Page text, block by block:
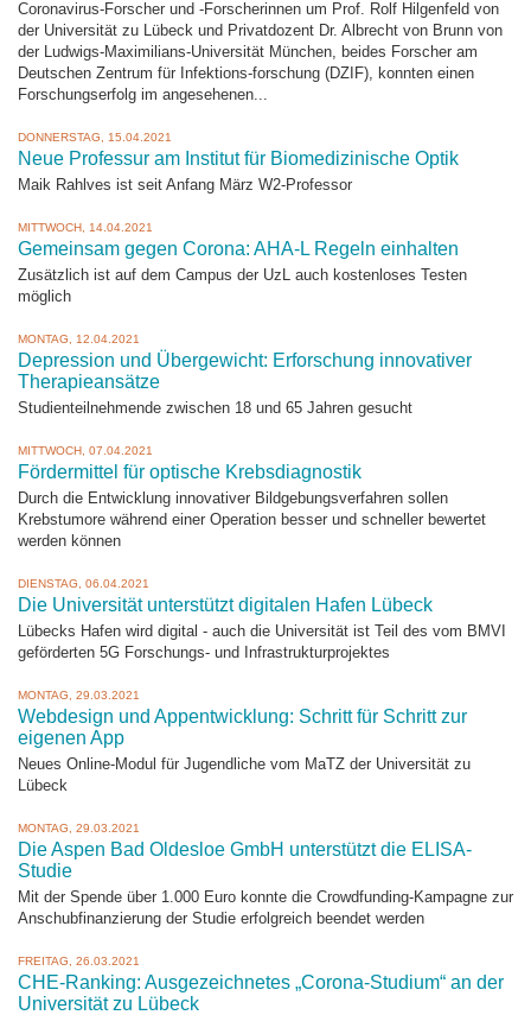
Coronavirus-Forscher und -Forscherinnen um Prof. Rolf Hilgenfeld von
der Universität zu Lübeck und Privatdozent Dr. Albrecht von Brunn von
der Ludwigs-Maximilians-Universität München, beides Forscher am
Deutschen Zentrum für Infektions-forschung (DZIF), konnten einen
Forschungserfolg im angesehenen...
DONNERSTAG, 15.04.2021
Neue Professur am Institut für Biomedizinische Optik
Maik Rahlves ist seit Anfang März W2-Professor
MITTWOCH, 14.04.2021
Gemeinsam gegen Corona: AHA-L Regeln einhalten
Zusätzlich ist auf dem Campus der UzL auch kostenloses Testen
möglich
MONTAG, 12.04.2021
Depression und Übergewicht: Erforschung innovativer
Therapieansätze
Studienteilnehmende zwischen 18 und 65 Jahren gesucht
MITTWOCH, 07.04.2021
Fördermittel für optische Krebsdiagnostik
Durch die Entwicklung innovativer Bildgebungsverfahren sollen
Krebstumore während einer Operation besser und schneller bewertet
werden können
DIENSTAG, 06.04.2021
Die Universität unterstützt digitalen Hafen Lübeck
Lübecks Hafen wird digital - auch die Universität ist Teil des vom BMVI
geförderten 5G Forschungs- und Infrastrukturprojektes
MONTAG, 29.03.2021
Webdesign und Appentwicklung: Schritt für Schritt zur
eigenen App
Neues Online-Modul für Jugendliche vom MaTZ der Universität zu
Lübeck
MONTAG, 29.03.2021
Die Aspen Bad Oldesloe GmbH unterstützt die ELISA-
Studie
Mit der Spende über 1.000 Euro konnte die Crowdfunding-Kampagne zur
Anschubfinanzierung der Studie erfolgreich beendet werden
FREITAG, 26.03.2021
CHE-Ranking: Ausgezeichnetes „Corona-Studium“ an der
Universität zu Lübeck